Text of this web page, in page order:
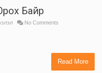
Байр
No Comments
Read More